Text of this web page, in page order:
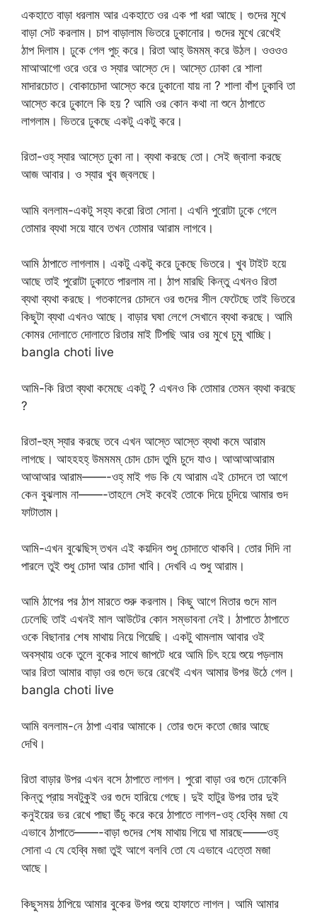
একহাতে বাড়া ধরলাম আর একহাতে ওর এক পা ধরা আছে। গুদের মুখে
বাড়া সেট করলাম। চাপ বাড়ালাম ভিতরে ঢুকানোর। গুদের মুখে রেখেই
ঠাপ দিলাম। ঢুকে গেল পুচ্ করে। রিতা আহ্ উমমম্ করে উঠল। ওওওও
মাআআগো ওরে ওরে ও স্যার আস্তে দে। আস্তে ঢোকা রে শালা
মাদারচোত। বোকাচোদা আস্তে করে ঢুকানো যায় না ? শালা বাঁশ ঢুকাবি তা
আস্তে করে ঢুকালে কি হয় ? আমি ওর কোন কথা না শুনে ঠাপাতে
লাগলাম। ভিতরে ঢুকছে একটু একটু করে।
রিতা-ওহ্ স্যার আস্তে ঢুকা না। ব্যথা করছে তো। সেই জ্বালা করছে
আজ আবার। ও স্যার খুব জ্বলছে।
আমি বললাম-একটু সহ্য করো রিতা সোনা। এখনি পুরোটা ঢুকে গেলে
তোমার ব্যথা সয়ে যাবে তখন তোমার আরাম লাগবে।
আমি ঠাপাতে লাগলাম। একটু একটু করে ঢুকছে ভিতরে। খুব টাইট হয়ে
আছে তাই পুরোটা ঢুকাতে পারলাম না। ঠাপ মারছি কিন্তু এখনও রিতা
ব্যথা ব্যথা করছে। গতকালের চোদনে ওর গুদের সীল ফেটেছে তাই ভিতরে
কিছুটা ব্যথা এখনও আছে। বাড়ার ঘষা লেগে সেখানে ব্যথা করছে। আমি
কোমর দোলাতে দোলাতে রিতার মাই টিপছি আর ওর মুখে চুমু খাচ্ছি।
bangla choti live
আমি-কি রিতা ব্যথা কমেছে একটু ? এখনও কি তোমার তেমন ব্যথা করছে
?
রিতা-হুম্ স্যার করছে তবে এখন আস্তে আস্তে ব্যথা কমে আরাম
লাগছে। আহহহহ্ উমমমম্ চোদ চোদ তুমি চুদে যাও। আআআআরাম
আআআর আরাম——-ওহ্ মাই গড কি যে আরাম এই চোদনে তা আগে
কেন বুঝলাম না——-তাহলে সেই কবেই তোকে দিয়ে চুদিয়ে আমার গুদ
ফাটাতাম।
আমি-এখন বুঝেছিস্ তখন এই কয়দিন শুধু চোদাতে থাকবি। তোর দিদি না
পারলে তুই শুধু চোদা আর চোদা খাবি। দেখবি এ শুধু আরাম।
আমি ঠাপের পর ঠাপ মারতে শুরু করলাম। কিছু আগে মিতার গুদে মাল
ঢেলেছি তাই এখনই মাল আউটের কোন সম্ভাবনা নেই। ঠাপাতে ঠাপাতে
ওকে বিছানার শেষ মাথায় নিয়ে গিয়েছি। একটু থামলাম আবার ওই
অবস্থায় ওকে তুলে বুকের সাথে জাপটে ধরে আমি চিৎ হয়ে শুয়ে পড়লাম
আর রিতা আমার বাড়া ওর গুদে ভরে রেখেই এখন আমার উপর উঠে গেল।
bangla choti live
আমি বললাম-নে ঠাপা এবার আমাকে। তোর গুদে কতো জোর আছে
দেখি।
রিতা বাড়ার উপর এখন বসে ঠাপাতে লাগল। পুরো বাড়া ওর গুদে ঢোকেনি
কিন্তু প্রায় সবটুকুই ওর গুদে হারিয়ে গেছে। দুই হাটুর উপর তার দুই
কনুইয়ের ভর রেখে পাছা উঁচু করে করে ঠাপাতে লাগল-ওহ্ হেব্বি মজা যে
এভাবে ঠাপাতে——-বাড়া গুদের শেষ মাথায় গিয়ে ঘা মারছে——ওহ্
সোনা এ যে হেব্বি মজা তুই আগে বলবি তো যে এভাবে এত্তো মজা
আছে।
কিছুসময় ঠাপিয়ে আমার বুকের উপর শুয়ে হাফাতে লাগল। আমি আমার